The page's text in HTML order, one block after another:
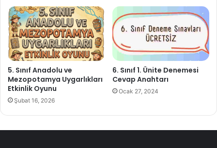
5. Sınıf Anadolu ve
Mezopotamya Uygarlıkları
Etkinlik Oyunu
Şubat 16, 2026
6. Sınıf 1. Ünite Denemesi
Cevap Anahtarı
Ocak 27, 2024